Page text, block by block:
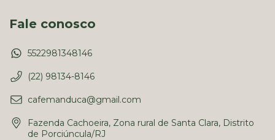
Fale conosco
5522981348146
(22) 98134-8146
cafemanduca@gmail.com
Fazenda Cachoeira, Zona rural de Santa Clara, Distrito
de Porciúncula/RJ